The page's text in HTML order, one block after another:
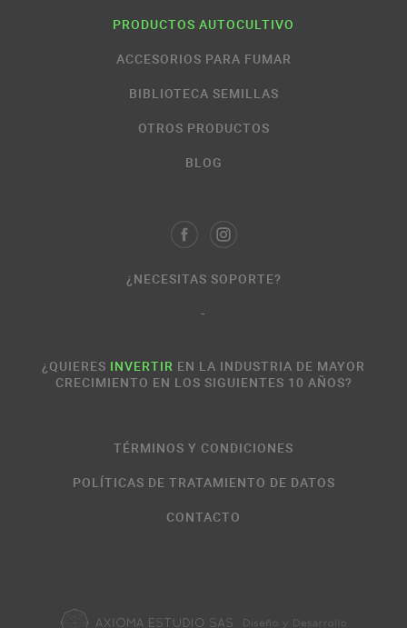
PRODUCTOS AUTOCULTIVO
ACCESORIOS PARA FUMAR
BIBLIOTECA SEMILLAS
OTROS PRODUCTOS
BLOG
¿NECESITAS SOPORTE?
-
¿QUIERES INVERTIR EN LA INDUSTRIA DE MAYOR
CRECIMIENTO EN LOS SIGUIENTES 10 AÑOS?
TÉRMINOS Y CONDICIONES
POLÍTICAS DE TRATAMIENTO DE DATOS
CONTACTO